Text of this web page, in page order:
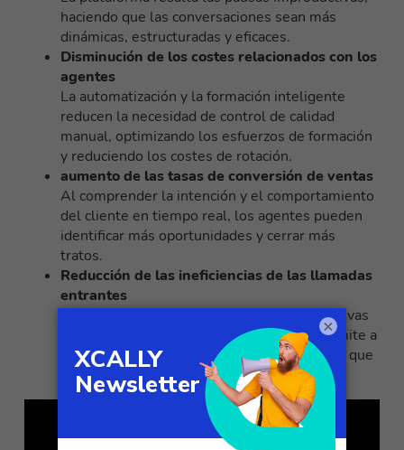
haciendo que las conversaciones sean más
dinámicas, estructuradas y eficaces.
Disminución de los costes relacionados con los
agentes
La automatización y la formación inteligente
reducen la necesidad de control de calidad
manual, optimizando los esfuerzos de formación
y reduciendo los costes de rotación.
aumento de las tasas de conversión de ventas
Al comprender la intención y el comportamiento
del cliente en tiempo real, los agentes pueden
identificar más oportunidades y cerrar más
tratos.
Reducción de las ineficiencias de las llamadas
entrantes
Las interacciones de poco valor o improductivas
se identifican automáticamente, lo que permite a
los equipos centrarse en las conversaciones que
realmente repercuten en el rendimiento.
×